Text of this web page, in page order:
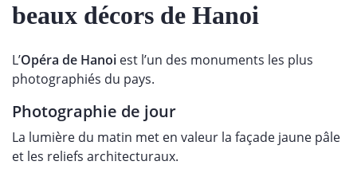
beaux décors de Hanoi
L’Opéra de Hanoi est l’un des monuments les plus
photographiés du pays.
Photographie de jour
La lumière du matin met en valeur la façade jaune pâle
et les reliefs architecturaux.